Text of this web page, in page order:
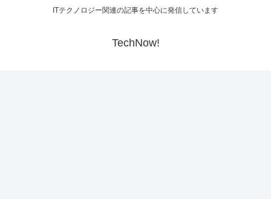
ITテクノロジー関連の記事を中心に発信しています
TechNow!